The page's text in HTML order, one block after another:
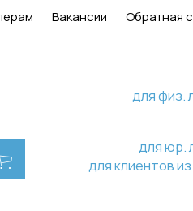
Вакансии Обратная
для физ.
для юр.
для клиентов